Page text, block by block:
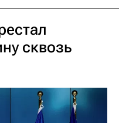
сквозь